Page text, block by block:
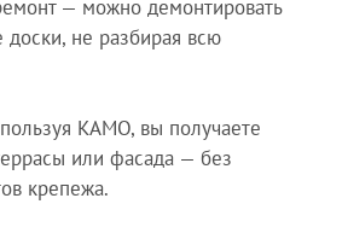
— можно демонтировать
доски, не разбирая всю
КАМО, вы получаете
или фасада — без
крепежа.